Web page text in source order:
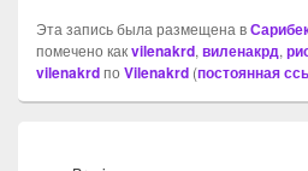
l
e
g
r
n
t
e
r
a
t
s
A
b
e
r
п
р
а
в
Эта запись была размещена в
помечено какvilenakrd, виленакрд,
vilenakrdпо Vilenakrd (постоянная